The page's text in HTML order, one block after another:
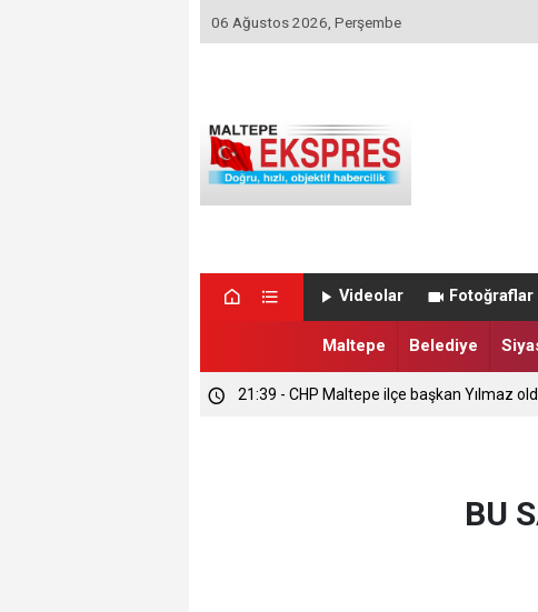
06 Ağustos 2026, Perşembe
Videolar Fotoğraflar
Maltepe Belediye
21:39 - CHP Maltepe ilçe başkan Yılmaz
BU